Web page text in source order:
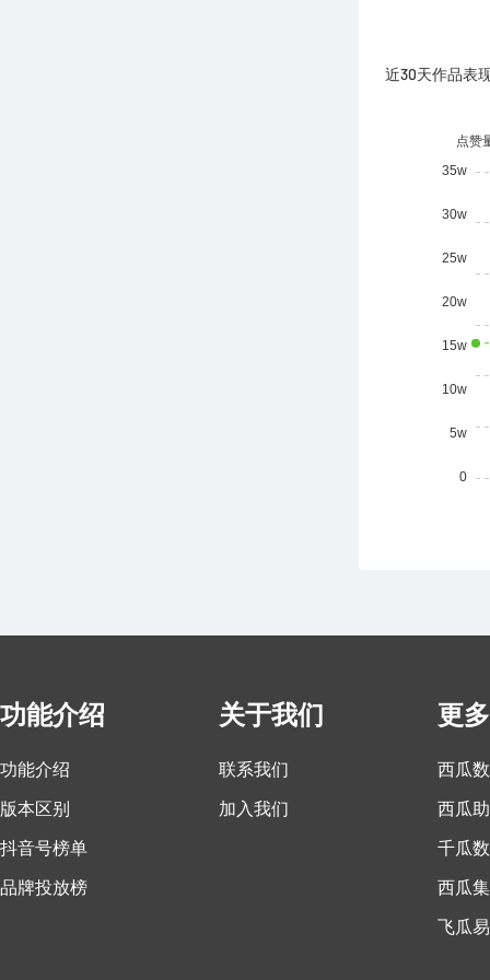
近30天作品表
功能介绍
功能介绍
版本区别
抖音号榜单
品牌投放榜
关于我们
联系我们
加入我们
更
西瓜
西瓜
千瓜
西瓜集
飞瓜